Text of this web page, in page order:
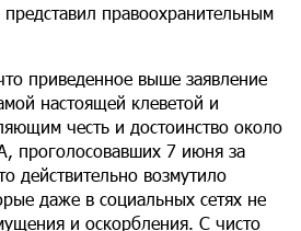
правоохранительным
приведенное выше заявление
настоящей клеветой и
честь и достоинство около
проголосовавших 7 июня за
действительно возмутило
даже в социальных сетях не
и оскорбления. С чисто